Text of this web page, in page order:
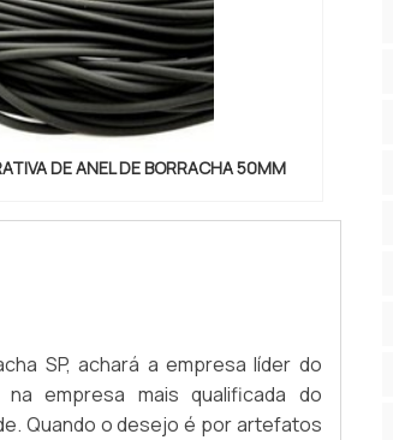
DE ANEL DE BORRACHA 50MM
SP, achará a empresa líder do
na empresa mais qualificada do
Quando o desejo é por artefatos